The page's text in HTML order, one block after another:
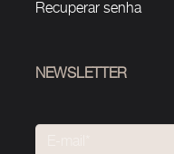
Recuperar senha
NEWSLETTER